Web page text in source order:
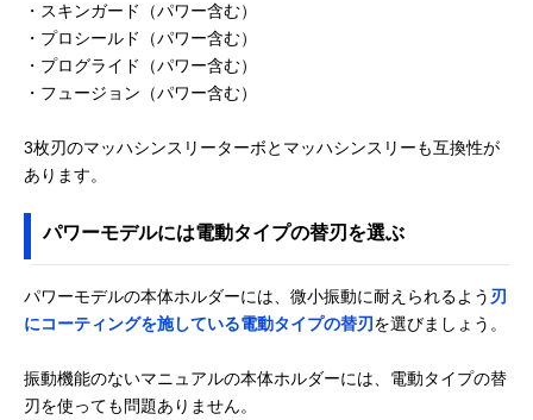
・スキンガード（パワー含む）
・プロシールド（パワー含む）
・プログライド（パワー含む）
・フュージョン（パワー含む）
3枚刃のマッハシンスリーターボとマッハシンスリーも互換性が
あります。
パワーモデルには電動タイプの替刃を選ぶ
パワーモデルの本体ホルダーには、微小振動に耐えられるよう 刃
にコーティングを施している電動タイプの替刃を選びましょう。
振動機能のないマニュアルの本体ホルダーには、電動タイプの替
刃を使っても問題ありません。